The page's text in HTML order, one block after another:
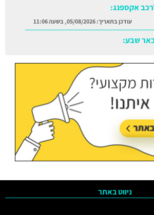
שבע:
עודכן בתאריך:05/08/2026, בשעה 11:38
ניווט באתר